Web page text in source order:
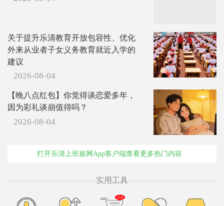
关于提升乐清教育开放包容性、优化
外来从业者子女义务教育就近入学的
建议
2026-08-04
【晚八点红包】你觉得谈恋爱多年，
因为彩礼谈崩值得吗？
2026-08-04
打开乐清上班族网App客户端查看更多热门内容
实用工具